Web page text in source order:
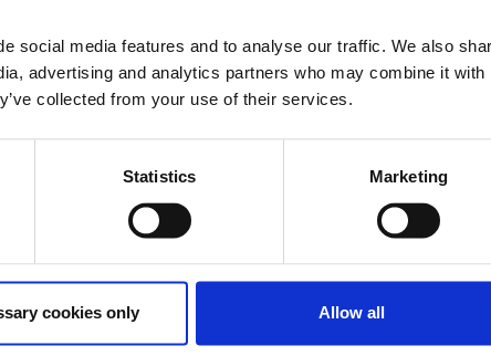
social media features and to analyse our traffic. We also
advertising and analytics partners who may combine it with
collected from your use of their services.
Statistics Marketing
cookies only Allow all
Η περίοδος εγγραφών
εκπαιδευτούν στη χρήση
της αποτελεσματικότητας
brands.
Προσθήκη στο ημερολόγιό
Πού;
Found.ation
118 54 Αθήνα
Κεντρικός Τομέας
–